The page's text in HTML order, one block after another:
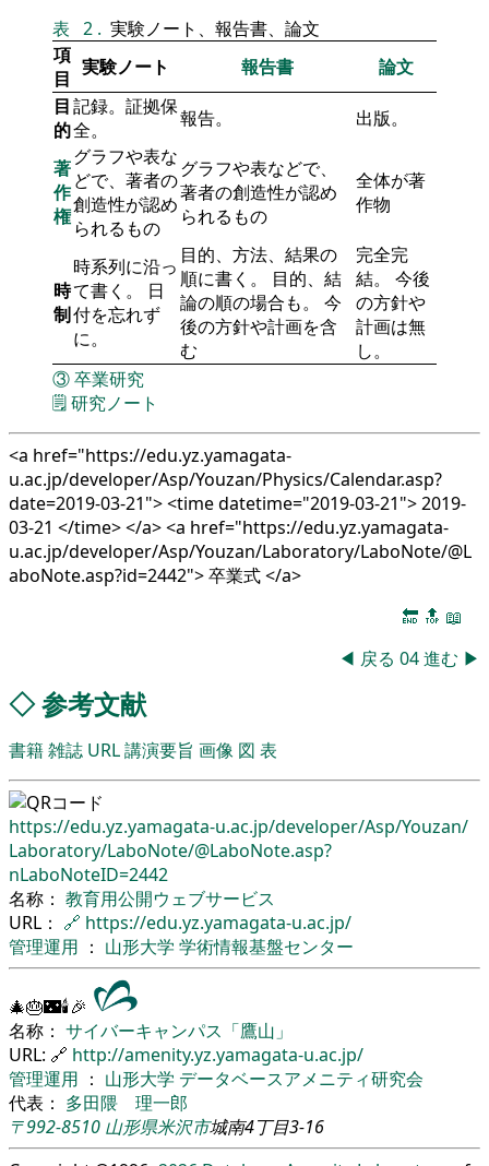
表 2 . 実験ノート、報告書、論文
項
目 実験ノート 報告書
論文
目
的
記録。証拠保
全。
報告。 出版。
著
作
権
グラフや表な
どで、著者の
創造性が認め
られるもの
グラフや表などで、
著者の創造性が認め
られるもの
全体が著
作物
時
制
時系列に沿っ
て書く。 日
付を忘れず
に。
目的、方法、結果の
順に書く。 目的、結
論の順の場合も。 今
後の方針や計画を含
む
完全完
結。 今後
の方針や
計画は無
し。
③卒業研究
🗒️研究ノート
<a href="https://edu.yz.yamagata-
u.ac.jp/developer/Asp/Youzan/Physics/Calendar.asp?
date=2019-03-21"> <time datetime="2019-03-21"> 2019-
03-21 </time> </a> <a href="https://edu.yz.yamagata-
u.ac.jp/developer/Asp/Youzan/Laboratory/LaboNote/@L
aboNote.asp?id=2442"> 卒業式 </a>
🔚 🔝 📖
◀ 戻る 04進む ▶
◇参考文献
書籍雑誌 URL講演要旨 画像 図 表
https://edu.yz.yamagata-u.ac.jp/developer/Asp/Youzan/
Laboratory/LaboNote/@LaboNote.asp?
nLaboNoteID=2442
名称： 教育用公開ウェブサービス
URL： 🔗 https://edu.yz.yamagata-u.ac.jp/
管理運用 ： 山形大学 学術情報基盤センター
🎄🎂🌃🕯🎉
名称： サイバーキャンパス「鷹山」
URL: 🔗 http://amenity.yz.yamagata-u.ac.jp/
管理運用 ： 山形大学 データベースアメニティ研究会
代表： 多田隈 理一郎
〒992-8510 山形県米沢市城南4丁目3-16